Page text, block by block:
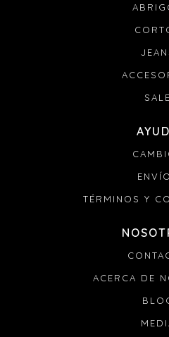
SALE
TÉRMINOS Y
ACERCA DE